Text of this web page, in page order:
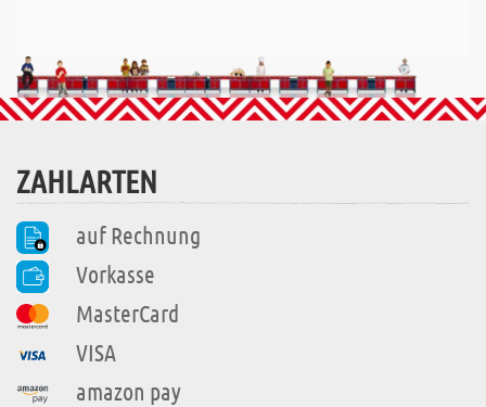
ZAHLARTEN
auf Rechnung
Vorkasse
MasterCard
VISA
amazon pay